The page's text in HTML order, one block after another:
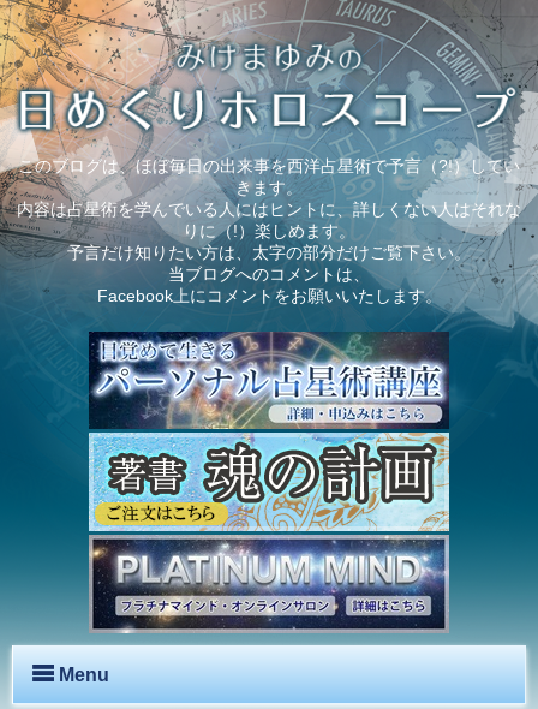
このブログは、ほぼ毎日の出来事を西洋占星術で予言（?!）してい
きます。
内容は占星術を学んでいる人にはヒントに、詳しくない人はそれな
りに（!）楽しめます。
予言だけ知りたい方は、太字の部分だけご覧下さい。
当ブログへのコメントは、
Facebook上にコメントをお願いいたします。
Menu